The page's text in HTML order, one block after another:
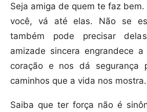
Seja amiga de quem te faz
você, vá até elas. Não se
também pode precisar
amizade sincera engrandece
coração e nos dá segurança
caminhos que a vida nos mostra.
Saiba que ter força não é